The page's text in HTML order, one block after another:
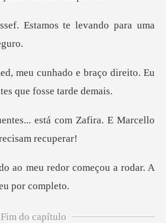
stamos te levando para uma
e braço direito. Eu
á com Zafira. E Marcello
redor começou a rodar. A
Fim do capítulo